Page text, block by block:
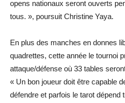
opens nationaux seront ouverts
tous. », poursuit Christine Yaya.
En plus des manches en donnes
quadrettes, cette année le tournoi
attaque/défense où 33 tables
« Un bon joueur doit être capable
défendre et parfois le tarot dépend